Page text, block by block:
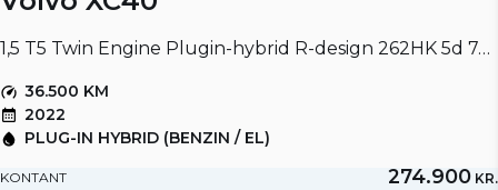
1,5 T5 Twin Engine Plugin-hybrid R-design 262HK 5d 7g Aut.
36.500 KM
2022
PLUG-IN HYBRID (BENZIN / EL)
KONTANT 274.900 KR.